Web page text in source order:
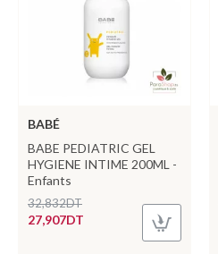
BABÉ
BABE PEDIATRIC GEL
HYGIENE INTIME 200ML -
Enfants
27,907DT
32,832DT